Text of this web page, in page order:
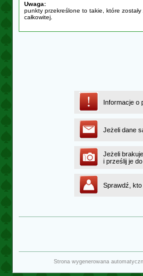
Uwaga:
punkty przekreślone to takie, które zostały
całkowitej.
Informacje o
Jeżeli dane
Jeżeli
i prześlij je
Sprawdź, kto
Strona wygenerowana